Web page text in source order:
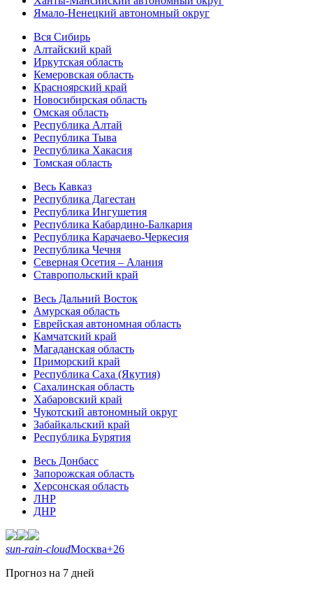
Ямало-Ненецкий автономный округ
Вся Сибирь
Алтайский край
Иркутская область
Кемеровская область
Красноярский край
Новосибирская область
Омская область
Республика Алтай
Республика Тыва
Республика Хакасия
Томская область
Весь Кавказ
Республика Дагестан
Республика Ингушетия
Республика Кабардино-Балкария
Республика Карачаево-Черкесия
Республика Чечня
Северная Осетия – Алания
Ставропольский край
Весь Дальний Восток
Амурская область
Еврейская автономная область
Камчатский край
Магаданская область
Приморский край
Республика Саха (Якутия)
Сахалинская область
Хабаровский край
Чукотский автономный округ
Забайкальский край
Республика Бурятия
Весь Донбасс
Запорожская область
Херсонская область
ЛНР
ДНР
sun-rain-cloudМосква+26
Прогноз на 7 дней